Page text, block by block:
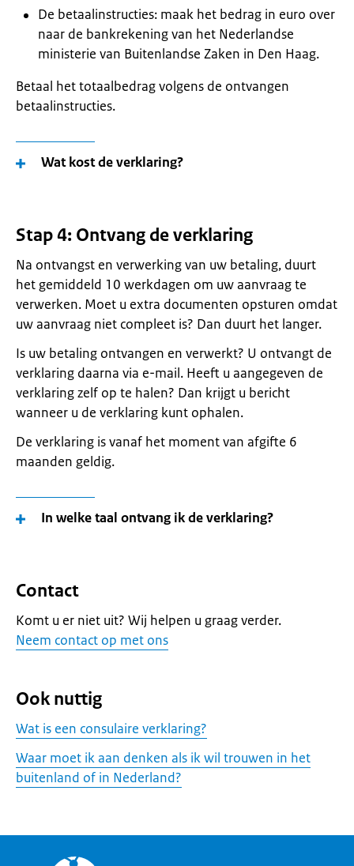
De betaalinstructies: maak het bedrag in euro over
naar de bankrekening van het Nederlandse
ministerie van Buitenlandse Zaken in Den Haag.
Betaal het totaalbedrag volgens de ontvangen
betaalinstructies.
Wat kost de verklaring?
Stap 4: Ontvang de verklaring
Na ontvangst en verwerking van uw betaling, duurt
het gemiddeld 10 werkdagen om uw aanvraag te
verwerken. Moet u extra documenten opsturen omdat
uw aanvraag niet compleet is? Dan duurt het langer.
Is uw betaling ontvangen en verwerkt? U ontvangt de
verklaring daarna via e-mail. Heeft u aangegeven de
verklaring zelf op te halen? Dan krijgt u bericht
wanneer u de verklaring kunt ophalen.
De verklaring is vanaf het moment van afgifte 6
maanden geldig.
In welke taal ontvang ik de verklaring?
Contact
Komt u er niet uit? Wij helpen u graag verder.
Neem contact op met ons
Ook nuttig
Wat is een consulaire verklaring?
Waar moet ik aan denken als ik wil trouwen in het
buitenland of in Nederland?